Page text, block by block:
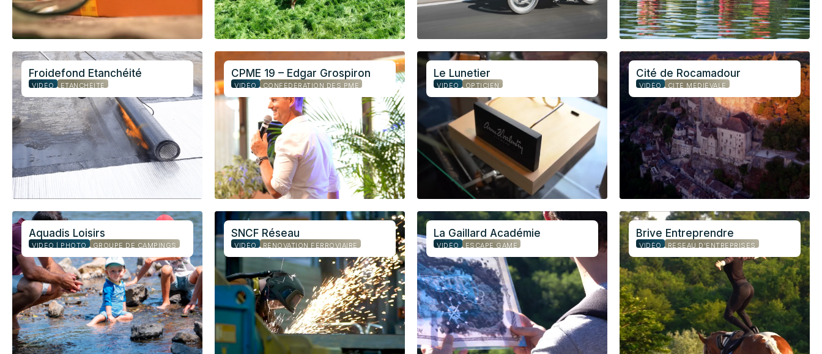
Froidefond Etanchéité
VIDÉO ETANCHÉITÉ
CPME 19 – Edgar Grospiron
VIDÉO CONFÉDÉRATION DES PME
Le Lunetier
VIDÉO OPTICIEN
Cité de Rocamadour
VIDÉO CITÉ MÉDIÉVALE
Aquadis Loisirs
VIDÉO | PHOTO GROUPE DE CAMPINGS
SNCF Réseau
VIDÉO RÉNOVATION FERROVIAIRE
La Gaillard Académie
VIDÉO ESCAPE GAME
Brive Entreprendre
VIDÉO RÉSEAU D’ENTREPRISES